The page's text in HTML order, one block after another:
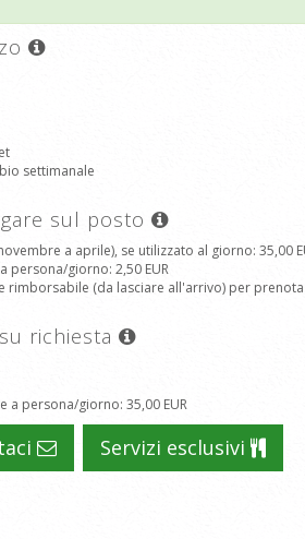
settimanale
sul posto
a aprile), se utilizzato al giorno: 35,00
persona/giorno: 2,50 EUR
rimborsabile (da lasciare all'arrivo) per
richiesta
a persona/giorno: 35,00 EUR
Servizi esclusivi